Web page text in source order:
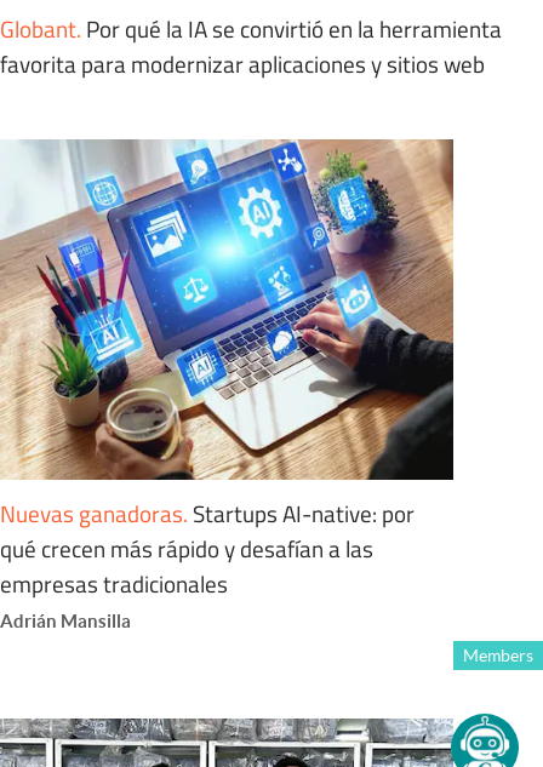
Globant. Por qué la IA se convirtió en la herramienta
favorita para modernizar aplicaciones y sitios web
Nuevas ganadoras. Startups AI-native: por
qué crecen más rápido y desafían a las
empresas tradicionales
Adrián Mansilla
Members